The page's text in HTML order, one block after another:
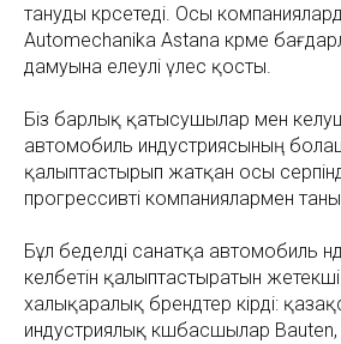
тануды көрсетеді. Осы
Automechanika Astana көрме
дамуына елеулі үлес қосты.
Біз барлық қатысушылар мен
автомобиль индустриясының
қалыптастырып жатқан осы
прогрессивті компаниялармен
Бұл беделді санатқа автомобиль
келбетін қалыптастыратын жетекші
халықаралық брендтер кірді:
индустриялық көшбасшылар